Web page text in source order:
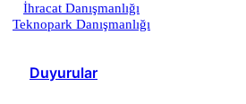
İhracat Danışmanlığı
Teknopark Danışmanlığı
Duyurular